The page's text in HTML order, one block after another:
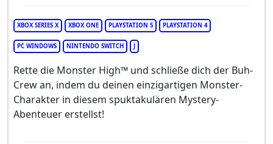
XBOX SERIES X XBOX ONE PLAYSTATION 5 PLAYSTATION 4
PC WINDOWS NINTENDO SWITCH
Rette die Monster High™ und schließe dich der Buh-
Crew an, indem du deinen einzigartigen Monster-
Charakter in diesem spuktakulären Mystery-
Abenteuer erstellst!